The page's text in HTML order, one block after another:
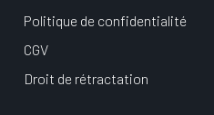
Politique de confidentialité
CGV
Droit de rétractation